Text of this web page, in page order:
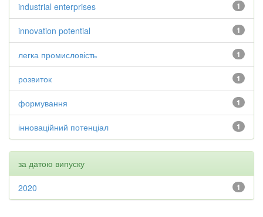
1
industrial enterprises
1
innovation potential
1
легка промисловість
1
розвиток
1
формування
1
інноваційний потенціал
за датою випуску
1
2020